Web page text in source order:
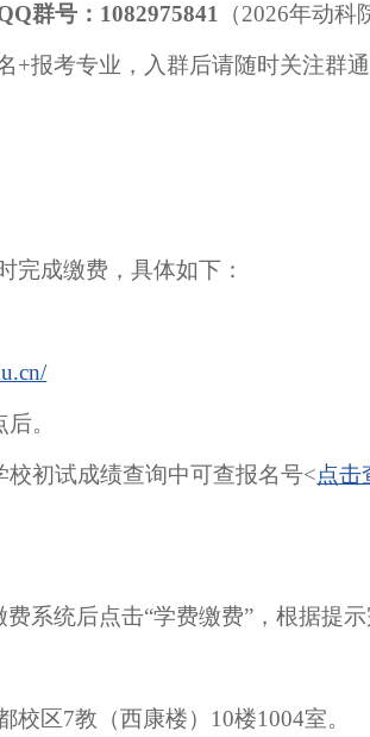
群号： 1082975841 （2026年动科
+报考专业，入群后请随时关注群通
完成缴费，具体如下：
。
初试成绩查询中可查报名号<点击
系统后点击“学费缴费”，根据提
区7教（西康楼）10楼1004室。